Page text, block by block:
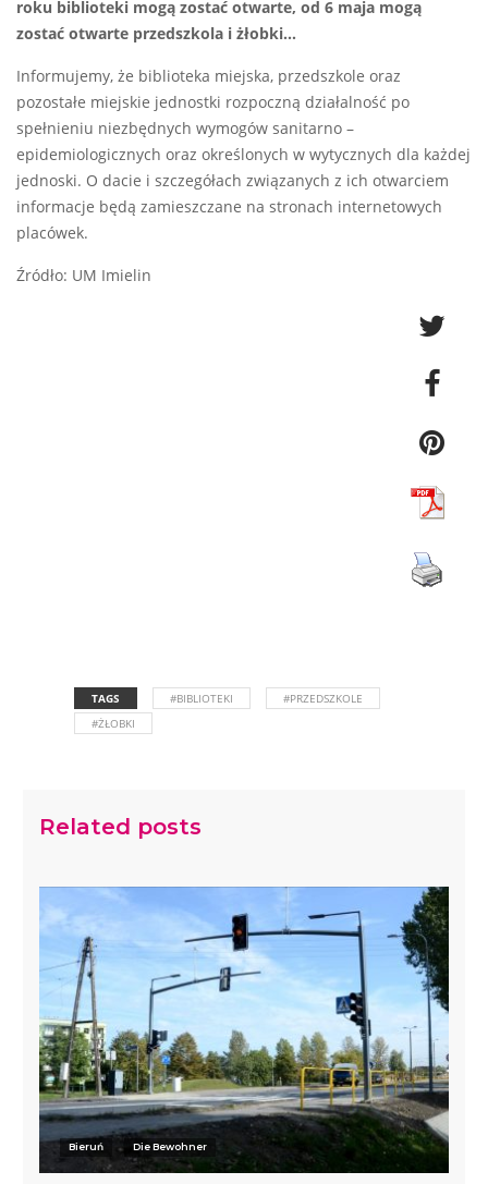
roku biblioteki mogą zostać otwarte, od 6 maja mogą
zostać otwarte przedszkola i żłobki…
Informujemy, że biblioteka miejska, przedszkole oraz
pozostałe miejskie jednostki rozpoczną działalność po
spełnieniu niezbędnych wymogów sanitarno –
epidemiologicznych oraz określonych w wytycznych dla każdej
jednoski. O dacie i szczegółach związanych z ich otwarciem
informacje będą zamieszczane na stronach internetowych
placówek.
Źródło: UM Imielin
TAGS #BIBLIOTEKI
#PRZEDSZKOLE
#ŻŁOBKI
Related posts
Bieruń Die Bewohner